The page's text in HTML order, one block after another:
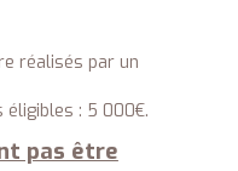
réalisés par un
éligibles : 5 000€.
pas être